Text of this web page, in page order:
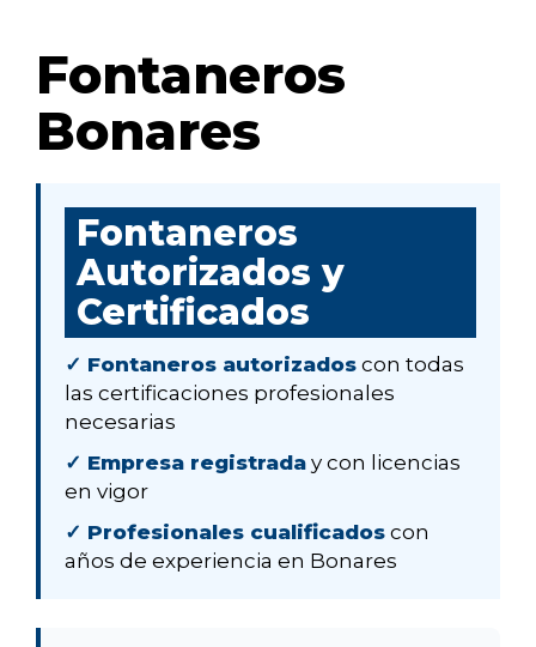
Fontaneros
Bonares
Fontaneros
Autorizados y
Certificados
✓ Fontaneros autorizados con todas
las certificaciones profesionales
necesarias
✓ Empresa registrada y con licencias
en vigor
✓ Profesionales cualificados con
años de experiencia en Bonares